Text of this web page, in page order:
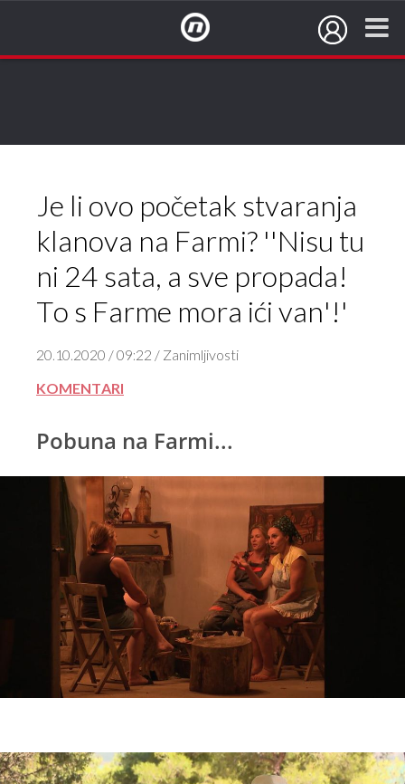
Je li ovo početak stvaranja
klanova na Farmi? ''Nisu tu
ni 24 sata, a sve propada!
To s Farme mora ići van'!'
20.10.2020 / 09:22 / Zanimljivosti
KOMENTARI
Pobuna na Farmi...